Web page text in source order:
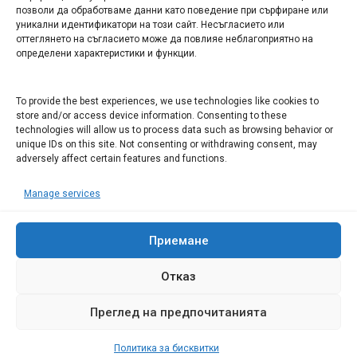
позволи да обработваме данни като поведение при сърфиране или
уникални идентификатори на този сайт. Несъгласието или
оттеглянето на съгласието може да повлияе неблагоприятно на
определени характеристики и функции.
To provide the best experiences, we use technologies like cookies to
store and/or access device information. Consenting to these
technologies will allow us to process data such as browsing behavior or
unique IDs on this site. Not consenting or withdrawing consent, may
adversely affect certain features and functions.
Manage services
Приемане
Отказ
Преглед на предпочитанията
Политика за бисквитки
Арт галерия "Мостове" – магазин за изкуство
СЕВЕРОЗАПАДА ИНФОРМАЦИОНЕН БИЗНЕС
ТУРИСТИЧЕСКИ КЛЪСТЕР
ИНСТИТУЦИИ В ЛОВЕЧ
Административен съд Ловеч
Областна администрация Ловеч
ОДМВР Ловеч
Окръжен съд Ловеч
"Иванов Комюникейшънс" ЕООД Всички права запазени